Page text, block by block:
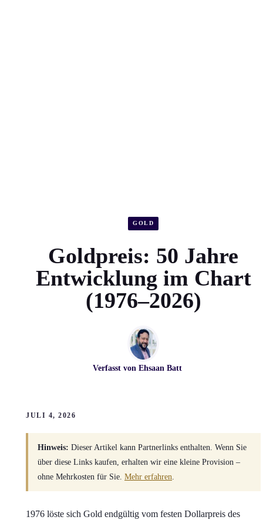
GOLD
Goldpreis: 50 Jahre
Entwicklung im Chart
(1976–2026)
Verfasst von Ehsaan Batt
JULI 4, 2026
Hinweis: Dieser Artikel kann Partnerlinks enthalten. Wenn Sie
über diese Links kaufen, erhalten wir eine kleine Provision –
ohne Mehrkosten für Sie. Mehr erfahren
1976 löste sich Gold endgültig vom festen Dollarpreis des